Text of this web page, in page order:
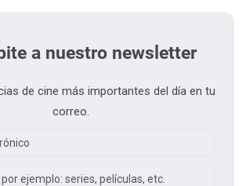
a nuestro newsletter
de cine más importantes del día en tu
correo.